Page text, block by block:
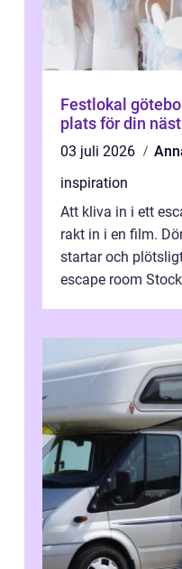
Festlokal göteborg så hittar
plats för din
03 juli 2026
inspiration
Att kliva in i ett
rakt in i en film.
startar och
escape room